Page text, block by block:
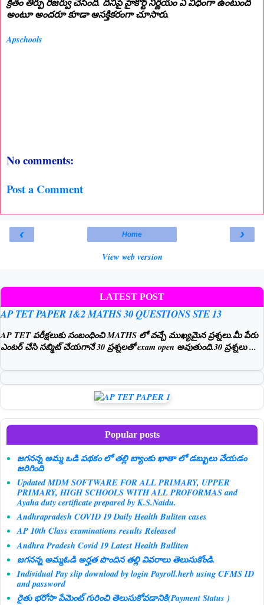
అంటూ అందరూ కూడా ఆసక్తికరంగా చూసారు.
Apschools
No comments:
Post a Comment
‹ ›
Home
View web version
LATEST POST
AP TET PAPER 1&2 MATHS 30 QUESTIONS STE 13
AP TET పరీక్షలుకు సంబంధించి MATHS లో వచ్చే ముఖ్యమైన ప్రశ్నలు.మీ పేరు
ఎంటర్ చేసి సబ్మిట్ చేయగానే 30 ప్రశ్నలతో exam open అవుతుంది.30 ప్రశ్నలు ...
Popular posts
జగనన్న అమ్మ ఒడి పథకం లో తల్లి బ్యాంకు ఖాతా లో డబ్బులు వేయడం
జరిగింది
Updated MDM SOFTWARE FOR ALL PRIMARY, UPPER
PRIMARY, HIGH SCHOOLS WITH ALL PROFORMAS and
Ayaha duty certificate prepared by K.S.Naidu.
Andhrapradesh COVID 19 Daily Health Buliten cases
AP 10th Class examinations results Released
Andhra Pradesh Covid 19 Latest Health Bulliten
జగనన్న అమ్మఓడి అర్హత పొందిన తల్లి వివరాలు తెలుసుకోండి.
Individual Pay slip download by login Payroll.herb using CFMS ID
and password
రైతు భరోసా పేమెంట్ గురించి తెలుసుకోవడానికి(Payment Status )